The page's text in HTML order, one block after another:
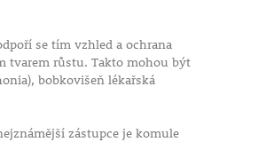
se tím vzhled a ochrana
tvarem růstu. Takto mohou být
bobkovišeň lékařská
zástupce je komule